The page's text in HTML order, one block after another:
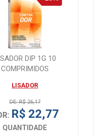
DIP 1G 10
COMPRIMIDOS
LISADOR
DE: R$ 26,17
R$ 22,77
QUANTIDADE